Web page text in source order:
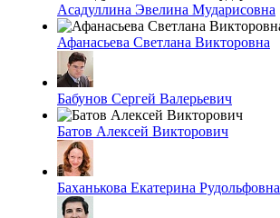
Асадуллина Эвелина Мударисовна
Афанасьева Светлана Викторовна
Бабунов Сергей Валерьевич
Батов Алексей Викторович
Баханькова Екатерина Рудольфовна